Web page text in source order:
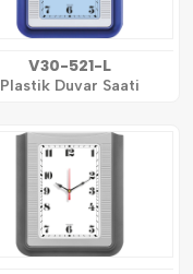
V30-521-L
Plastik Duvar Saati